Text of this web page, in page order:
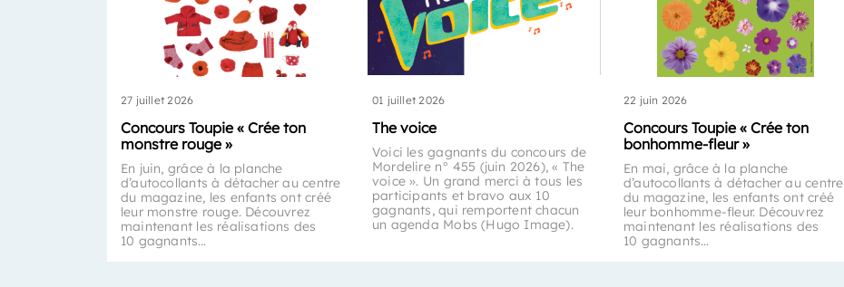
27 juillet 2026
Concours Toupie « Crée ton
monstre rouge »
En juin, grâce à la planche
d’autocollants à détacher au centre
du magazine, les enfants ont créé
leur monstre rouge. Découvrez
maintenant les réalisations des
10 gagnants…
01 juillet 2026
The voice
Voici les gagnants du concours de
Mordelire n° 455 (juin 2026), « The
voice ». Un grand merci à tous les
participants et bravo aux 10
gagnants, qui remportent chacun
un agenda Mobs (Hugo Image).
22 juin 2026
Concours Toupie « Crée ton
bonhomme-fleur »
En mai, grâce à la planche
d’autocollants à détacher au centre
du magazine, les enfants ont créé
leur bonhomme-fleur. Découvrez
maintenant les réalisations des
10 gagnants…